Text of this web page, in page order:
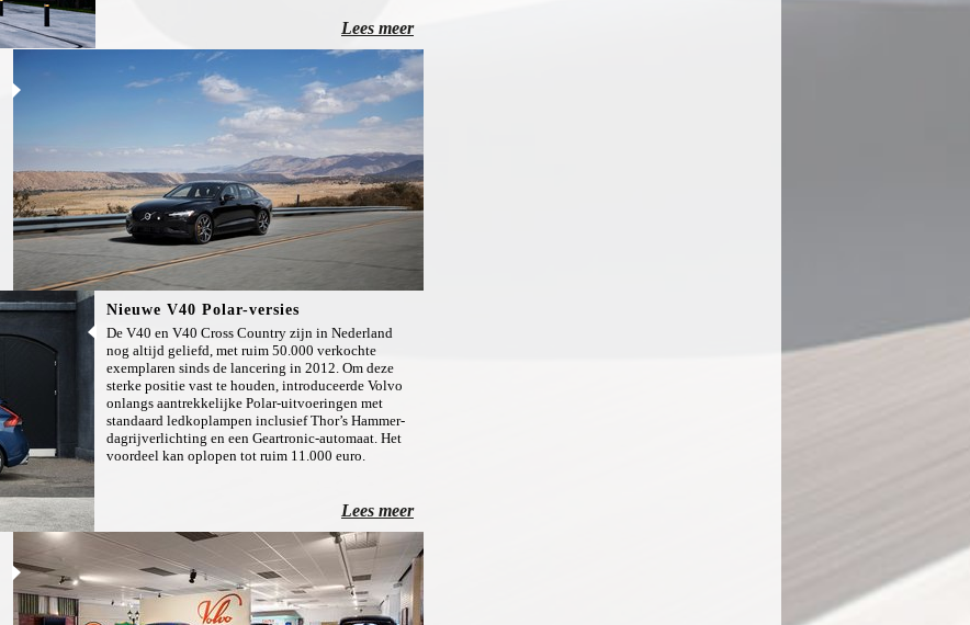
Lees meer
Nieuwe V40 Polar-versies
De V40 en V40 Cross Country zijn in Nederland
nog altijd geliefd, met ruim 50.000 verkochte
exemplaren sinds de lancering in 2012. Om deze
sterke positie vast te houden, introduceerde Volvo
onlangs aantrekkelijke Polar-uitvoeringen met
standaard ledkoplampen inclusief Thor’s Hammer-
dagrijverlichting en een Geartronic-automaat. Het
voordeel kan oplopen tot ruim 11.000 euro.
Lees meer